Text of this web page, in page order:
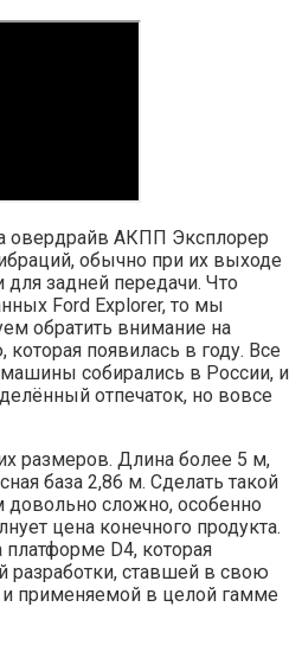
овердрайв АКПП Эксплорер
обычно при их выходе
задней передачи. Что
Ford Explorer, то мы
обратить внимание на
появилась в году. Все
собирались в России, и
отпечаток, но вовсе
размеров. Длина более 5 м,
база 2,86 м. Сделать такой
сложно, особенно
цена конечного продукта.
D4, которая
разработки, ставшей в свою
применяемой в целой гамме